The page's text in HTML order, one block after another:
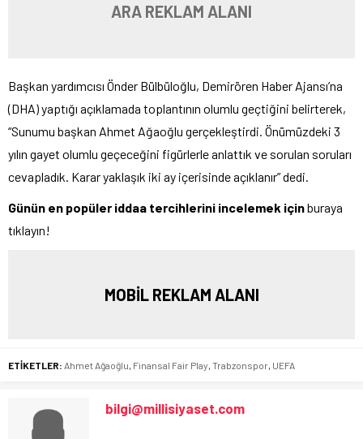
ARA REKLAM ALANI
Başkan yardımcısı Önder Bülbüloğlu, Demirören Haber Ajansı’na
(DHA) yaptığı açıklamada toplantının olumlu geçtiğini belirterek,
“Sunumu başkan Ahmet Ağaoğlu gerçekleştirdi. Önümüzdeki 3
yılın gayet olumlu geçeceğini figürlerle anlattık ve sorulan soruları
cevapladık. Karar yaklaşık iki ay içerisinde açıklanır” dedi.
Günün en popüler iddaa tercihlerini incelemek içinburaya
tıklayın!
MOBİL REKLAM ALANI
ETİKETLER: Ahmet Ağaoğlu Finansal Fair Play Trabzonspor UEFA
bilgi@millisiyaset.com